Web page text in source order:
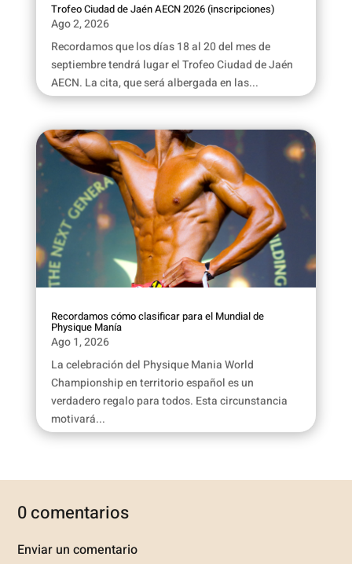
Trofeo Ciudad de Jaén AECN 2026 (inscripciones)
Ago 2, 2026
Recordamos que los días 18 al 20 del mes de
septiembre tendrá lugar el Trofeo Ciudad de Jaén
AECN. La cita, que será albergada en las...
Recordamos cómo clasificar para el Mundial de
Physique Manía
Ago 1, 2026
La celebración del Physique Mania World
Championship en territorio español es un
verdadero regalo para todos. Esta circunstancia
motivará...
0 comentarios
Enviar un comentario